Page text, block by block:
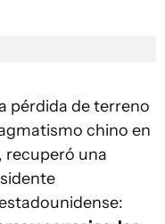
pérdida de terreno
chino en
recuperó una